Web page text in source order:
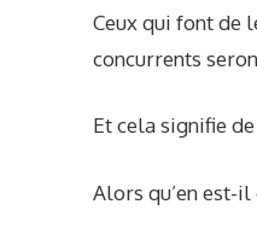
Ceux qui font de
concurrents
Et cela signifie
Alors qu’en est-